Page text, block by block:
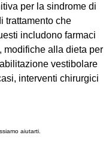
per la sindrome di
trattamento che
includono farmaci
modifiche alla dieta per
vestibolare
interventi chirurgici